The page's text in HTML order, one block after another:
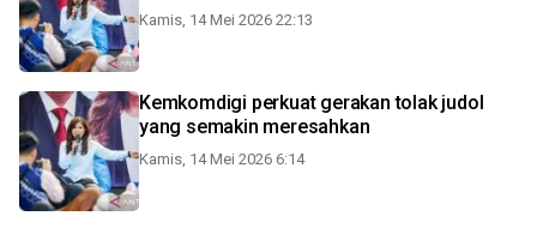
Kamis, 14 Mei 2026 22:13
Kemkomdigi perkuat gerakan tolak judol
yang semakin meresahkan
Kamis, 14 Mei 2026 6:14